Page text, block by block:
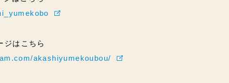
ジはこちら
akashiyumekoubou/